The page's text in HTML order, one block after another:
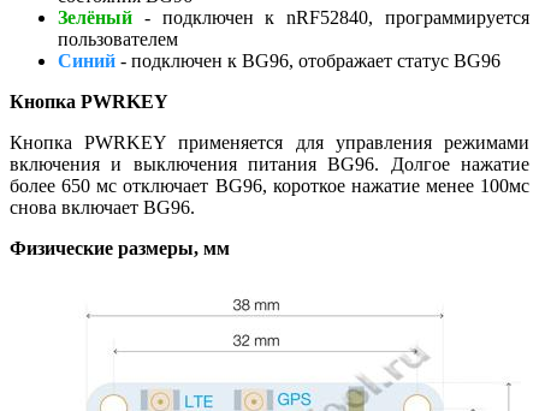
Зелёный - подключен к nRF52840, программируется
пользователем
Синий - подключен к BG96, отображает статус BG96
Кнопка PWRKEY
Кнопка PWRKEY применяется для управления режимами
включения и выключения питания BG96. Долгое нажатие
более 650 мс отключает BG96, короткое нажатие менее 100мс
снова включает BG96.
Физические размеры, мм